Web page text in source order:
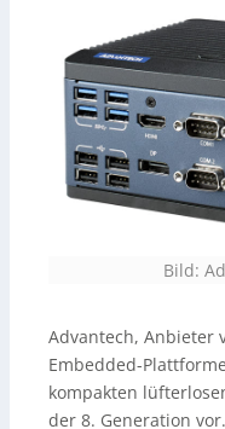
Bild:
Advantech, Anbieter
Embedded-
kompakten
der 8. Generation